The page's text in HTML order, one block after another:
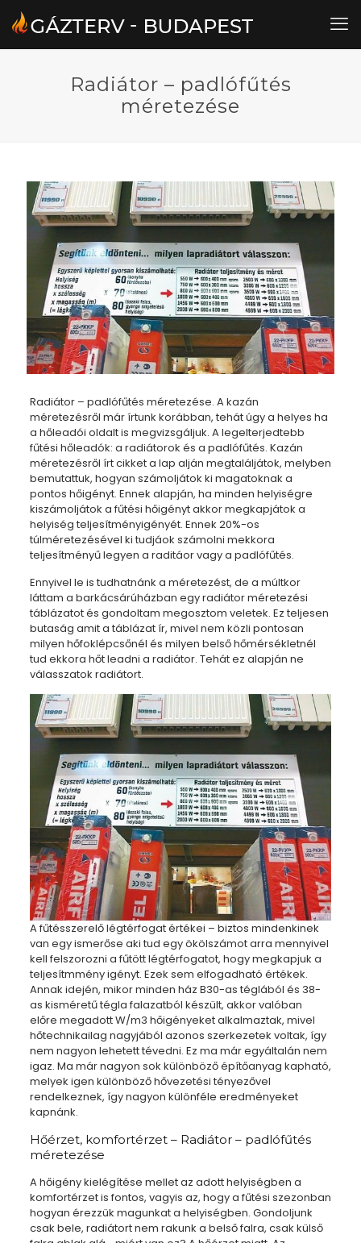
Radiátor – padlófűtés
méretezése
Radiátor – padlófűtés méretezése. A kazán
méretezésről már írtunk korábban, tehát úgy a helyes ha
a hőleadói oldalt is megvizsgáljuk. A legelterjedtebb
fűtési hőleadók: a radiátorok és a padlófűtés. Kazán
méretezésről írt cikket a lap alján megtaláljátok, melyben
bemutattuk, hogyan számoljátok ki magatoknak a
pontos hőigényt. Ennek alapján, ha minden helyiségre
kiszámoljátok a fűtési hőigényt akkor megkapjátok a
helyiség teljesítményigényét. Ennek 20%-os
túlméretezésével ki tudjáok számolni mekkora
teljesítményű legyen a raditáor vagy a padlófűtés.
Ennyivel le is tudhatnánk a méretezést, de a múltkor
láttam a barkácsárúházban egy radiátor méretezési
táblázatot és gondoltam megosztom veletek. Ez teljesen
butaság amit a táblázat ír, mivel nem közli pontosan
milyen hőfoklépcsőnél és milyen belső hőmérsékletnél
tud ekkora hőt leadni a radiátor. Tehát ez alapján ne
válasszatok radiátort.
A fűtésszerelő légtérfogat értékei – biztos mindenkinek
van egy ismerőse aki tud egy ökölszámot arra mennyivel
kell felszorozni a fűtött légtérfogatot, hogy megkapjuk a
teljesítmmény igényt. Ezek sem elfogadható értékek.
Annak idején, mikor minden ház B30-as téglából és 38-
as kisméretű tégla falazatból készült, akkor valóban
előre megadott W/m3 hőigényeket alkalmaztak, mivel
hőtechnikailag nagyjából azonos szerkezetek voltak, így
nem nagyon lehetett tévedni. Ez ma már egyáltalán nem
igaz. Ma már nagyon sok különböző építőanyag kapható,
melyek igen különböző hővezetési tényezővel
rendelkeznek, így nagyon különféle eredményeket
kapnánk.
Hőérzet, komfortérzet – Radiátor – padlófűtés
méretezése
A hőigény kielégítése mellet az adott helyiségben a
komfortérzet is fontos, vagyis az, hogy a fűtési szezonban
hogyan érezzük magunkat a helyiségben. Gondoljunk
csak bele, radiátort nem rakunk a belső falra, csak külső